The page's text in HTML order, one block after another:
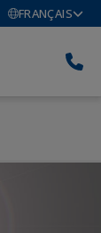
FRANÇAIS